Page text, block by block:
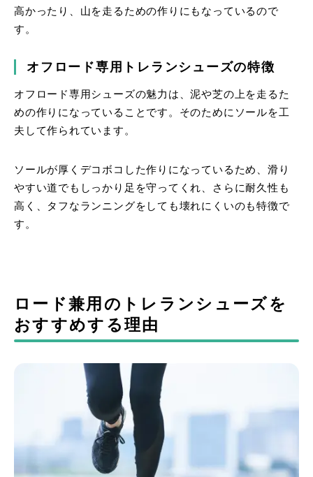
高かったり、山を走るための作りにもなっているので
す。
オフロード専用トレランシューズの特徴
オフロード専用シューズの魅力は、泥や芝の上を走るた
めの作りになっていることです。そのためにソールを工
夫して作られています。
ソールが厚くデコボコした作りになっているため、滑り
やすい道でもしっかり足を守ってくれ、さらに耐久性も
高く、タフなランニングをしても壊れにくいのも特徴で
す。
ロード兼用のトレランシューズを
おすすめする理由